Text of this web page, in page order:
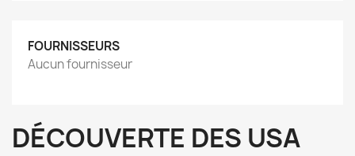
FOURNISSEURS
Aucun fournisseur
DÉCOUVERTE DES USA